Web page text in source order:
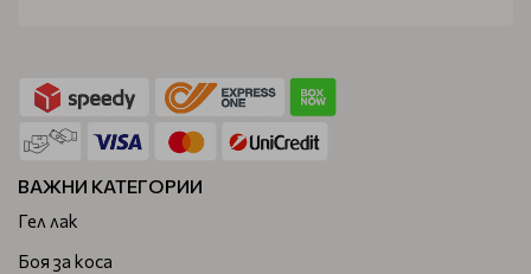
ВАЖНИ КАТЕГОРИИ
Гел лак
Боя за коса